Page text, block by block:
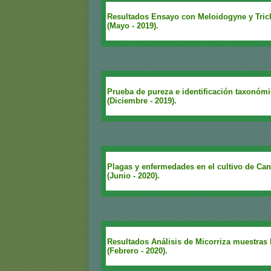
Resultados Ensayo con Meloidogyne y
(Mayo - 2019).
Prueba de pureza e identificación
(Diciembre - 2019).
Plagas y enfermedades en el cultivo de
(Junio - 2020).
Resultados Análisis de Micorriza muestras
(Febrero - 2020).